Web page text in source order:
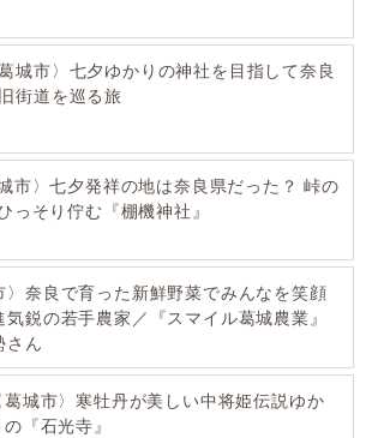
葛城市〉七夕ゆかりの神社を目指して奈良
街道を巡る旅
城市〉七夕発祥の地は奈良県だった？ 峠の
っそり佇む『棚機神社』
〉奈良で育った新鮮野菜でみんなを笑顔
気鋭の若手農家／『スマイル葛城農業』
さん
葛城市〉寒牡丹が美しい中将姫伝説ゆか
の『石光寺』